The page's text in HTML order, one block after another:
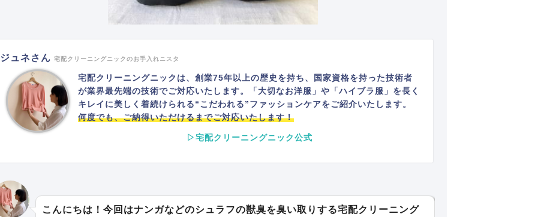
ジュネさん 宅配クリーニングニックのお手入れニスタ
宅配クリーニングニックは、創業75年以上の歴史を持ち、国家資格を持った技術者
が業界最先端の技術でご対応いたします。「大切なお洋服」や「ハイブラ服」を長く
キレイに美しく着続けられる“こだわれる”ファッションケアをご紹介いたします。
何度でも、ご納得いただけるまでご対応いたします！
▷宅配クリーニングニック公式
こんにちは！今回はナンガなどのシュラフの獣臭を臭い取りする宅配クリーニング